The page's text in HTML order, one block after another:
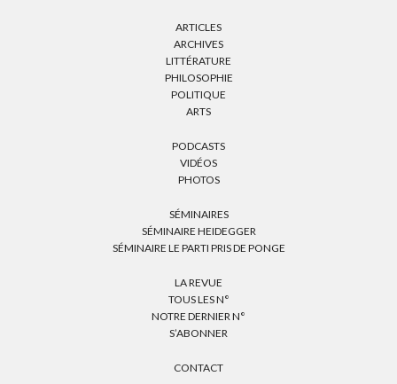
ARTICLES
ARCHIVES
LITTÉRATURE
PHILOSOPHIE
POLITIQUE
ARTS
PODCASTS
VIDÉOS
PHOTOS
SÉMINAIRES
SÉMINAIRE HEIDEGGER
SÉMINAIRE LE PARTI PRIS DE PONGE
LA REVUE
TOUS LES N°
NOTRE DERNIER N°
S’ABONNER
CONTACT